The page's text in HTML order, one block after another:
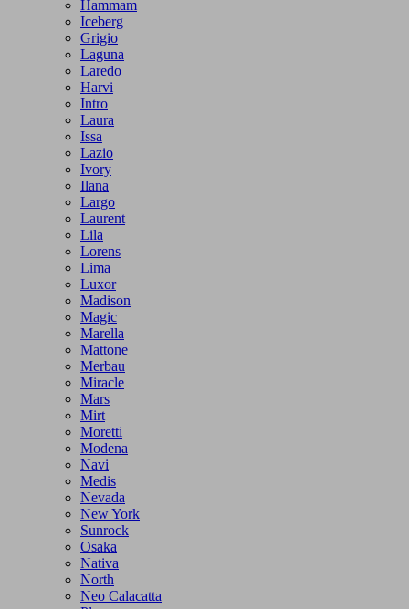
Hammam
Iceberg
Grigio
Laguna
Laredo
Harvi
Intro
Laura
Issa
Lazio
Ivory
Ilana
Largo
Laurent
Lila
Lorens
Lima
Luxor
Madison
Magic
Marella
Mattone
Merbau
Miracle
Mars
Mirt
Moretti
Modena
Navi
Medis
Nevada
New York
Sunrock
Osaka
Nativa
North
Neo Calacatta